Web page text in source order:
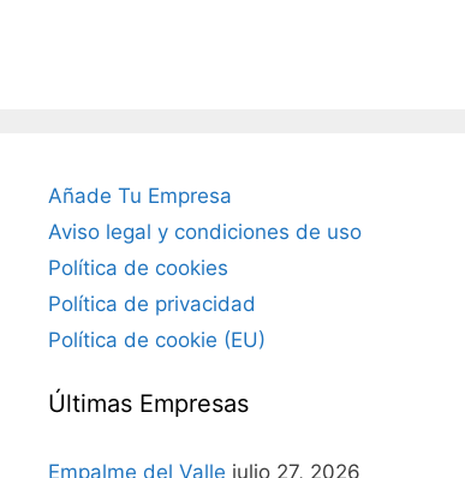
Añade Tu Empresa
Aviso legal y condiciones de uso
Política de cookies
Política de privacidad
Política de cookie (EU)
Últimas Empresas
Empalme del Valle julio 27, 2026